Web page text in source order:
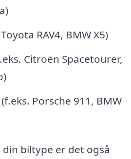
RAV4, BMW X5)
Citroën Spacetourer,
Porsche 911, BMW
biltype er det også